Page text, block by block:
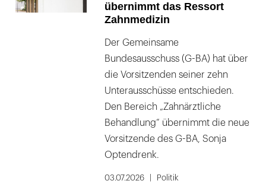
übernimmt das Ressort
Zahnmedizin
Der Gemeinsame
Bundesausschuss (G-BA) hat über
die Vorsitzenden seiner zehn
Unterausschüsse entschieden.
Den Bereich „Zahnärztliche
Behandlung“ übernimmt die neue
Vorsitzende des G-BA, Sonja
Optendrenk.
03.07.2026 Politik